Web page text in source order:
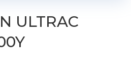
ULTRAC